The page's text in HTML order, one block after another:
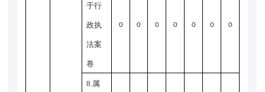
于行
政执
法案
卷
0 0 0 0 0 0 0
8.属